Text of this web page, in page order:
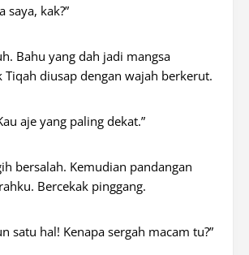
saya, kak?”
Bahu yang dah jadi mangsa
Tiqah diusap dengan wajah berkerut.
aje yang paling dekat.”
bersalah. Kemudian pandangan
Bercekak pinggang.
satu hal! Kenapa sergah macam tu?”